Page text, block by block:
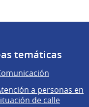
temáticas
a personas en
de calle